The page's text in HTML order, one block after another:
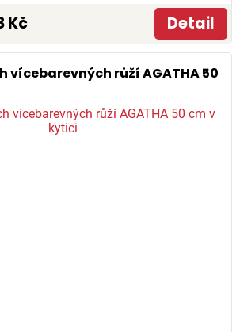
Kč Detail
vícebarevných růží AGATHA 50